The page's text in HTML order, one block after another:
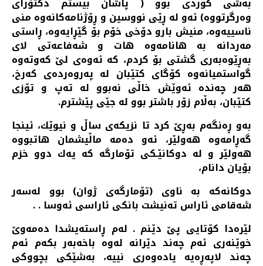
وه‌رگرتووه‌) ئه‌و له‌ ڕێی نووسین و ڕۆژنامه‌كانه‌وه‌ منی
ناسییه‌وه‌، منیش بارو دۆخی خۆم بۆ گێڕایه‌وه‌، ڕاستی
مه‌ردانه‌ به‌ هانامه‌وه‌ هات و شه‌فاعه‌تی لای
به‌ڕێوه‌به‌ری گشتی بۆ كردم، كه‌ ئه‌وه‌ی لێ كه‌وته‌وه‌
گواستمیانه‌وه‌ كۆگای كتێبان له‌ په‌روه‌رده‌ی كه‌رخ،
هه‌ر چه‌نده‌ ئه‌وێش خاڵی نه‌بوو له‌ ته‌پ و تۆزی
كتێبان، به‌ڵام زۆر باشتر بوو له‌ جێی پێشترم.
به‌و ڕه‌نگه‌م به‌ڕێ كرد تا نزیكه‌ی ساڵ و نیوێك، ئینجا
گه‌ڕامه‌وه‌ هه‌ولێر، ئه‌و ده‌مه‌ ماڵیشمان هاتبووه‌
هه‌ولێر و له‌ دوكانێـكی تۆمارگه‌ كه‌ یه‌ك دوو خزم
بۆیان دانام،
دوكانه‌كه‌ به‌ ناوی (تۆمارگه‌ی ژوان) بوو له‌سه‌ر
شه‌قامی ئاراس ته‌نیشت بانكی ئاراسی ئه‌وسا . .
لێره‌دا كۆتایی پێ دێنم . له‌م ڕاسته‌یشدا ده‌مه‌وێ
خوێنه‌ری ئه‌م چه‌ند دێرانه‌ له‌وه‌ باخه‌به‌ر بكه‌م ئه‌م
چه‌ند لاپه‌ڕه‌یه‌ یاده‌وه‌ری نییه‌، به‌شێكی بچووكی